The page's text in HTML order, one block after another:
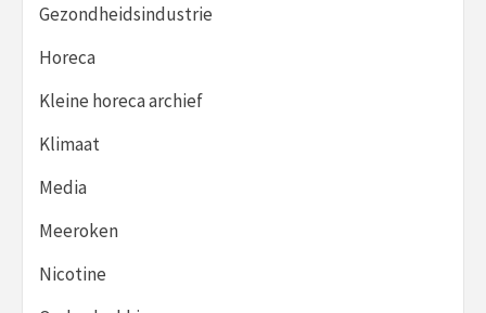
Gezondheidsindustrie
Horeca
Kleine horeca archief
Klimaat
Media
Meeroken
Nicotine